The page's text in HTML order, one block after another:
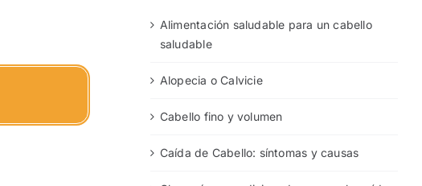
Alimentación saludable para un cabello
saludable
Alopecia o Calvicie
Cabello fino y volumen
Caída de Cabello: síntomas y causas